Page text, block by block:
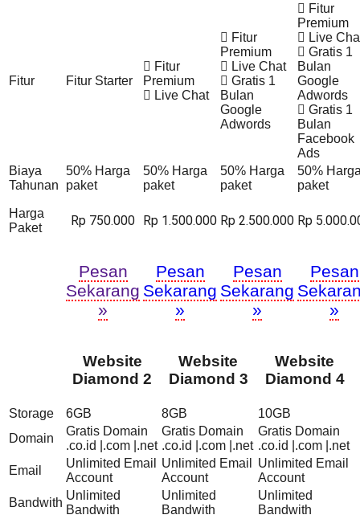
Fitur Fitur Starter
Fitur
Premium
Live Chat
Fitur
Premium
Live Chat
Gratis 1
Bulan
Google
Adwords
Fitur
Premium
Live
Gratis 1
Bulan
Google
Adwords
Gratis 1
Bulan
Facebook
Ads
Biaya
Tahunan
50% Harga
paket
50% Harga
paket
50% Harga
paket
50%
paket
Harga
Paket
Rp 750.000 Rp 1.500.000 Rp 2.500.000 Rp
Pesan
Sekarang
»
Pesan
Sekarang
»
Pesan
Sekarang
»
Pesan
»
Website
Diamond 2
Website
Diamond 3
Website
Diamond 4
Storage 6GB 8GB
10GB
Domain
Gratis Domain
.co.id |.com |.net
Gratis Domain
.co.id |.com |.net
Gratis Domain
.co.id |.com |.net
Email
Unlimited Email
Account
Unlimited Email
Account
Unlimited Email
Account
Bandwith
Unlimited
Bandwith
Unlimited
Bandwith
Unlimited
Bandwith